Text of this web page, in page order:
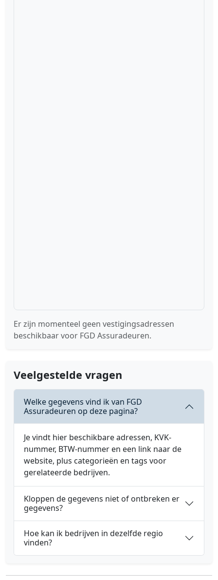
Er zijn momenteel geen vestigingsadressen
beschikbaar voor FGD Assuradeuren.
Veelgestelde vragen
Welke gegevens vind ik van FGD
Assuradeuren op deze pagina?
Je vindt hier beschikbare adressen, KVK-
nummer, BTW-nummer en een link naar de
website, plus categorieën en tags voor
gerelateerde bedrijven.
Kloppen de gegevens niet of ontbreken er
gegevens?
Hoe kan ik bedrijven in dezelfde regio
vinden?